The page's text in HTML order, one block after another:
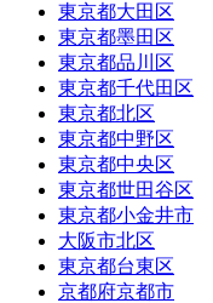
東京都大田区
東京都墨田区
東京都品川区
東京都千代田区
東京都北区
東京都中野区
東京都中央区
東京都世田谷区
東京都小金井市
大阪市北区
東京都台東区
京都府京都市